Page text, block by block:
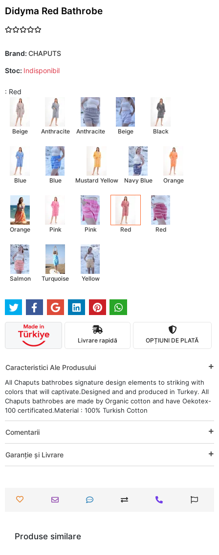
Didyma Red Bathrobe
Brand: CHAPUTS
Stoc: Indisponibil
: Red
Beige Anthracite Anthracite Beige Black
Blue Blue Mustard Yellow Navy Blue Orange
Orange Pink Pink Red Red
Salmon Turquoise Yellow
Livrare rapidă OPȚIUNI DE PLATĂ
Caracteristici Ale Produsului
All Chaputs bathrobes signature design elements to striking with
colors that will captivate.Designed and and produced in Turkey. All
Chaputs bathrobes are made by Organic cotton and have Oekotex-
100 certificated.Material : 100% Turkish Cotton
Comentarii
Garanție și Livrare
Produse similare